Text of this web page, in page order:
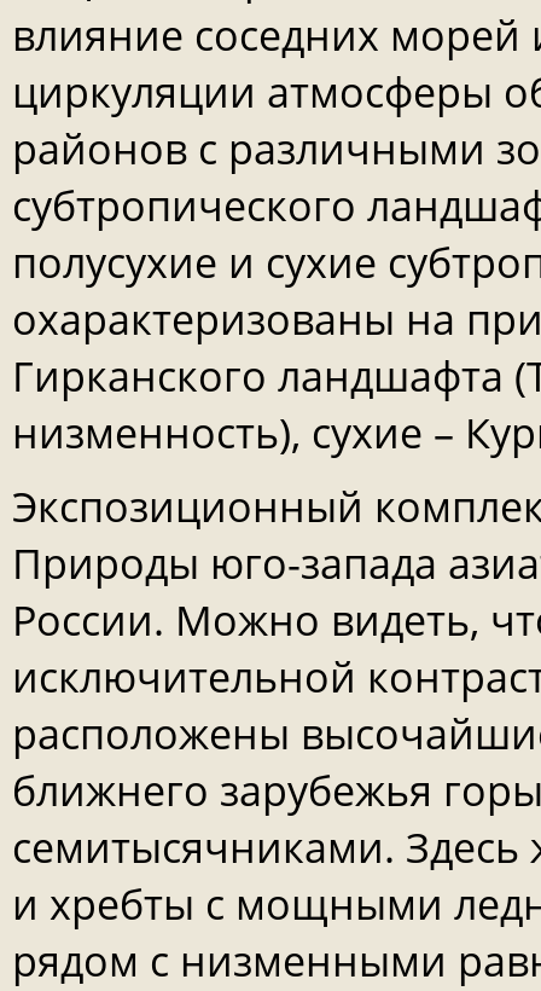
влияние соседних
циркуляции атмосферы
районов с различными
субтропического
полусухие и сухие
охарактеризованы на
Гирканского ландшафта
низменность), сухие –
Экспозиционный
Природы юго-запада
России. Можно видеть,
исключительной
расположены
ближнего зарубежья
семитысячниками.
и хребты с мощными
рядом с низменными